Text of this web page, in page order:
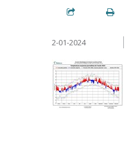
2-01-2024